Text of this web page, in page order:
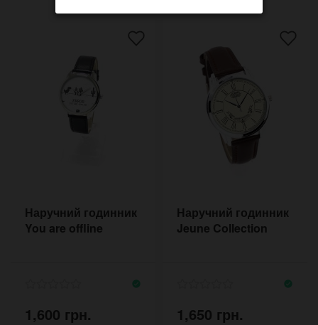
Наручний годинник
You are offline
1,600 грн.
Наручний годинник
Jeune Collection
1,650 грн.